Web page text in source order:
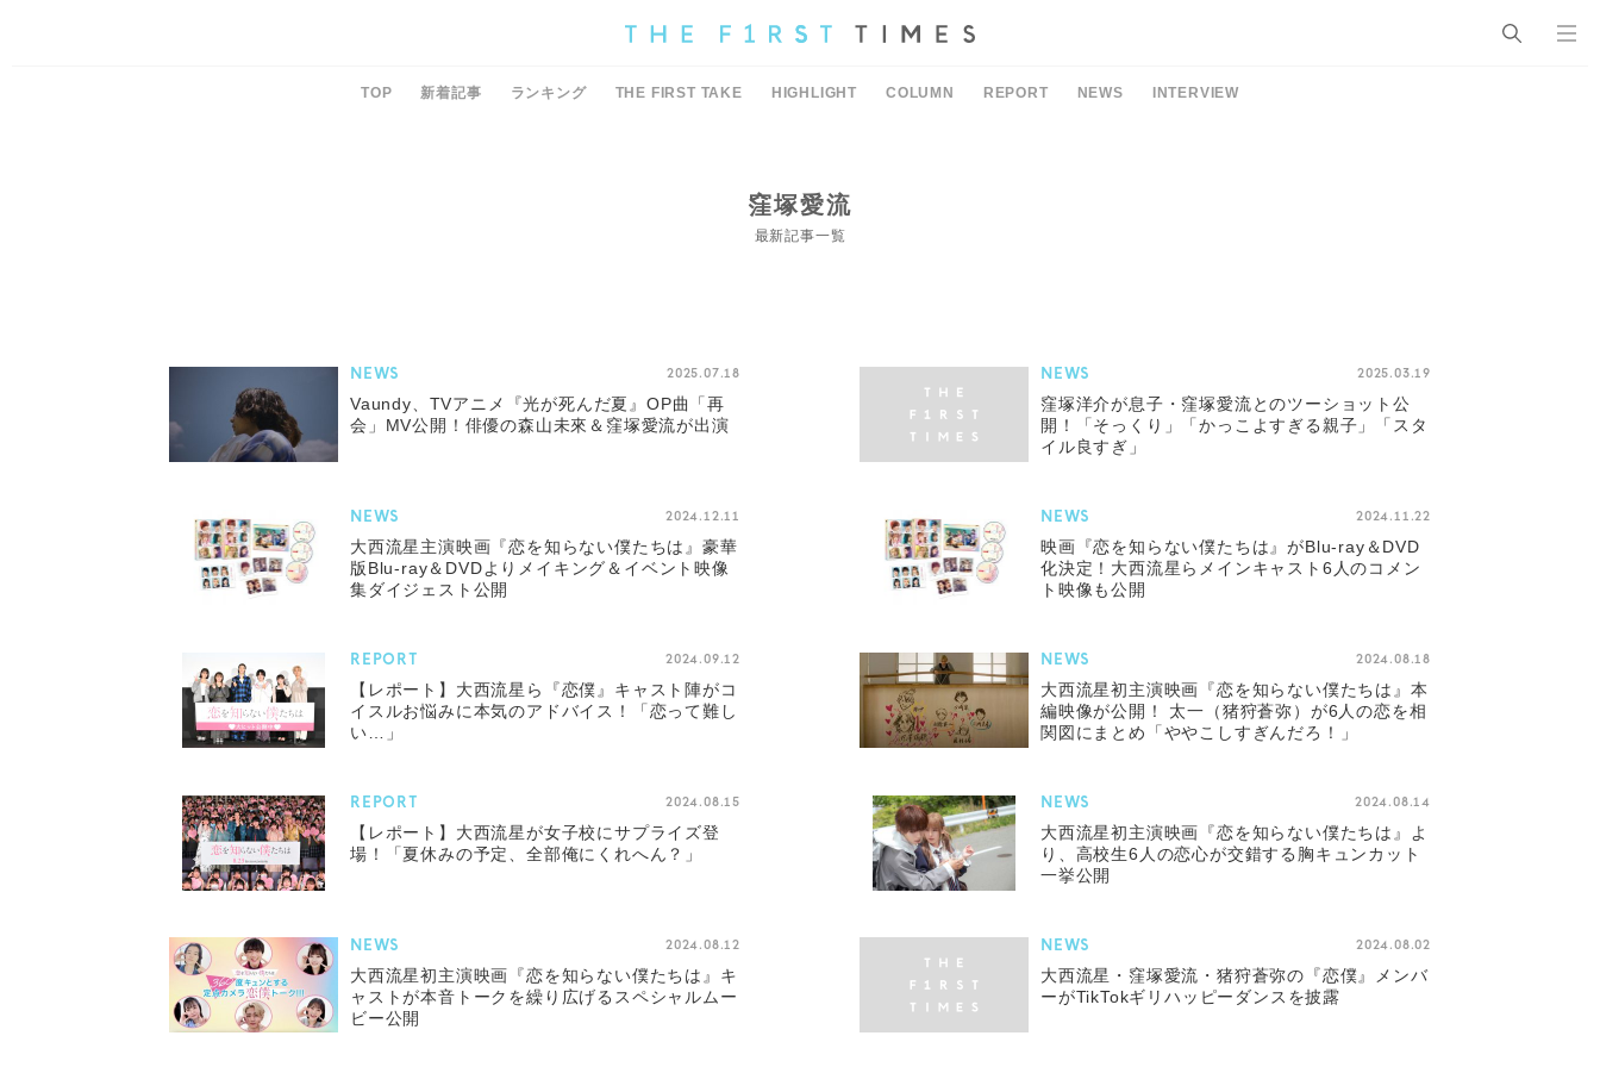
TOP 新着記事 ランキング THE FIRST TAKE HIGHLIGHT COLUMN REPORT NEWS INTERVIEW
窪塚愛流
最新記事一覧
NEWS 2025.07.18
Vaundy、TVアニメ『光が死んだ夏』OP曲「再
会」MV公開！俳優の森山未來＆窪塚愛流が出演
NEWS 2025.03.19
窪塚洋介が息子・窪塚愛流とのツーショット公
開！「そっくり」「かっこよすぎる親子」「スタ
イル良すぎ」
NEWS 2024.12.11
大西流星主演映画『恋を知らない僕たちは』豪華
版Blu-ray＆DVDよりメイキング＆イベント映像
集ダイジェスト公開
NEWS 2024.11.22
映画『恋を知らない僕たちは』がBlu-ray＆DVD
化決定！大西流星らメインキャスト6人のコメン
ト映像も公開
REPORT 2024.09.12
【レポート】大西流星ら『恋僕』キャスト陣がコ
イスルお悩みに本気のアドバイス！「恋って難し
い…」
NEWS 2024.08.18
大西流星初主演映画『恋を知らない僕たちは』本
編映像が公開！ 太一（猪狩蒼弥）が6人の恋を相
関図にまとめ「ややこしすぎんだろ！」
REPORT 2024.08.15
【レポート】大西流星が女子校にサプライズ登
場！「夏休みの予定、全部俺にくれへん？」
NEWS 2024.08.14
大西流星初主演映画『恋を知らない僕たちは』よ
り、高校生6人の恋心が交錯する胸キュンカット
一挙公開
NEWS 2024.08.12
大西流星初主演映画『恋を知らない僕たちは』キ
ャストが本音トークを繰り広げるスペシャルムー
ビー公開
NEWS 2024.08.02
大西流星・窪塚愛流・猪狩蒼弥の『恋僕』メンバ
ーがTikTokギリハッピーダンスを披露